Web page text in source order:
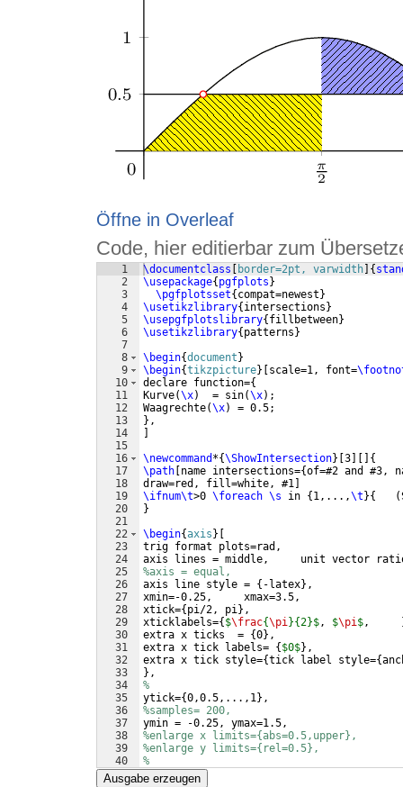
Öffne in Overleaf
Code, hier editierbar zum
1
2
3
4
5
6
7
8
9
10
11
12
13
14
15
16
17
18
19
20
21
22
23
24
25
26
27
28
29
30
31
32
33
34
35
36
37
38
39
40
41
\documentclass border=2pt, varwidth {
\usepackage{ pgfplots }
\pgfplotsset{ compat=newest }
\usetikzlibrary{ intersections }
\usepgfplotslibrary{ fillbetween}
\usetikzlibrary{ patterns }
\begin{document }
\begin{tikzpicture} scale=1, font=
declare function={
Kurve(\x)
  = sin
(\x) ;
Waagrechte(\x)
= 0.5;
} ,
\newcommand *{\ShowIntersection} 3
{
\path name intersections={of=#2 and #3,
draw=red, fill=white, #1
\ifnum\t>0 \foreach \s in { 1,...,\t }{ (
}
\begin{axis }
trig format plots=rad,
axis lines = middle,     unit vector
%axis = equal,
axis line style = { -latex} ,
xmin=-0.25,     xmax=3.5,
xtick={ pi/2, pi} ,
xticklabels={ $\frac{\pi}{2}$, $\pi$,
extra x ticks  = {0} ,
extra x tick labels= { $0$} ,
extra x tick style={tick label style={
} ,
%
ytick={0,0.5,...,1} ,
%samples= 200,
ymin = -0.25, ymax=1.5,
%enlarge x limits={abs=0.5,upper},
%enlarge y limits={rel=0.5},
%
xlabel={$\delta
Ausgabe erzeugen